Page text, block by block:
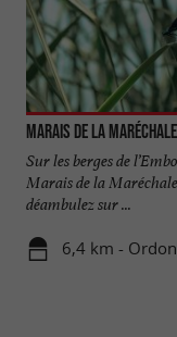
Marais de la Maréchale
Sur les berges de
Marais de la
déambulez sur ...
6,4 km -